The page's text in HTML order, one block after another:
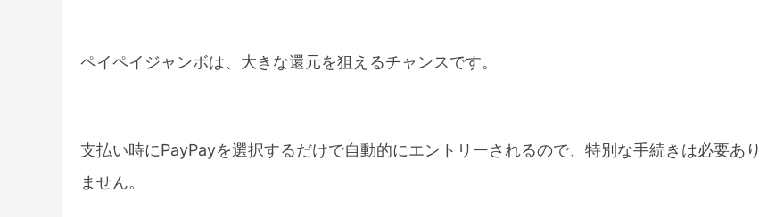
ペイペイジャンボは、大きな還元を狙えるチャンスです。
支払い時にPayPayを選択するだけで自動的にエントリーされるので、特別な手続きは必要あり
ません。